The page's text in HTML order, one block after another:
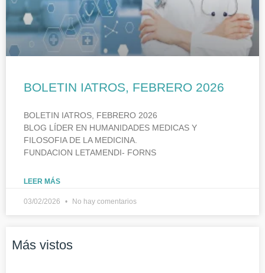
BOLETIN IATROS, FEBRERO 2026
BOLETIN IATROS, FEBRERO 2026
BLOG LÍDER EN HUMANIDADES MEDICAS Y
FILOSOFIA DE LA MEDICINA.
FUNDACION LETAMENDI- FORNS
LEER MÁS
03/02/2026 No hay comentarios
Más vistos